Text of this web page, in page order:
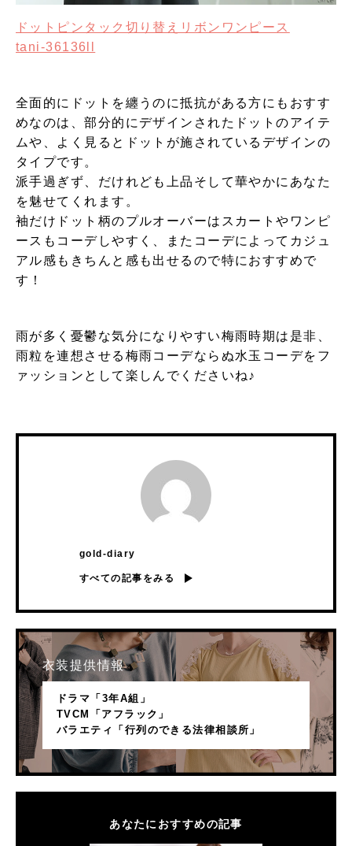
ドットピンタック切り替えリボンワンピース
tani-36136ll
全面的にドットを纏うのに抵抗がある方にもおすす
めなのは、部分的にデザインされたドットのアイテ
ムや、よく見るとドットが施されているデザインの
タイプです。
派手過ぎず、だけれども上品そして華やかにあなた
を魅せてくれます。
袖だけドット柄のプルオーバーはスカートやワンピ
ースもコーデしやすく、またコーデによってカジュ
アル感もきちんと感も出せるので特におすすめで
す！
雨が多く憂鬱な気分になりやすい梅雨時期は是非、
雨粒を連想させる梅雨コーデならぬ水玉コーデをフ
ァッションとして楽しんでくださいね♪
gold-diary
すべての記事をみる
衣装提供情報
ドラマ「3年A組」
TVCM「アフラック」
バラエティ「行列のできる法律相談所」
あなたにおすすめの記事